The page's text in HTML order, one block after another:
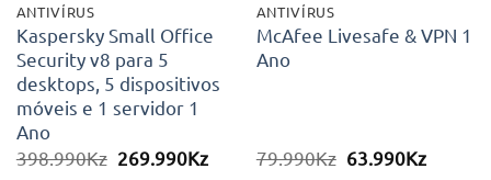
ANTIVÍRUS
Kaspersky Small Office
Security v8 para 5
desktops, 5 dispositivos
móveis e 1 servidor 1
Ano
398.990Kz O
269.990KzO
ANTIVÍRUS
McAfee Livesafe & VPN 1
Ano
79.990Kz O
63.990KzO